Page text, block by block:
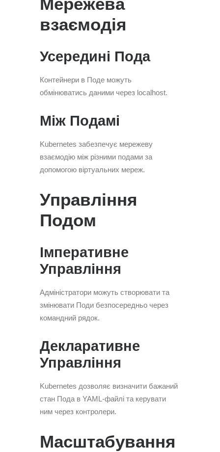
взаємодія
Усередині Пода
Контейнери в Поде можуть
обмінюватись даними через localhost.
Між Подамі
Kubernetes забезпечує мережеву
взаємодію між різними подами за
допомогою віртуальних мереж.
Управління
Подом
Імперативне
Управління
Адміністратори можуть створювати та
змінювати Поди безпосередньо через
командний рядок.
Декларативне
Управління
Kubernetes дозволяє визначити бажаний
стан Пода в YAML-файлі та керувати
ним через контролери.
Масштабування